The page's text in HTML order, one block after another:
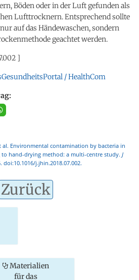
Böden oder in der Luft gefunden als
Lufttrocknern. Entsprechend sollte
auf das Händewaschen, sondern
geachtet werden.
]
/ HealthCom
al. Environmental contamination by bacteria in
hand-drying method: a multi-centre study. J
doi:10.1016/j.jhin.2018.07.002.
Zurück
Materialien
für das